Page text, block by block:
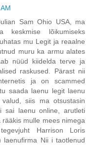
Sam Ohio USA, ma
keskmise lõikumiseks
mu Legit ja reaalne
muru ka armu alates
nüüd kiidelda terve ja
raskused. Pärast nii
ja on scammed
saada laenu legit laenu
siis ma otsustasin
sai laenu online, arutleti
mulle mees nimega
Harrison Loris
laenufirma Nii i taotlenud